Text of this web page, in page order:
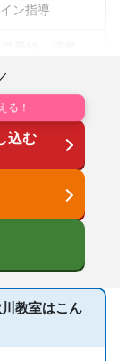
ン指導
対策、推薦入
大対策、共通
定)対策
校生に対応、
ら受講可能、
達障害・学習
室あり
・漢文）、算
学、生物、地
世界史、歴史
語、情報、小
る！
込む
教室はこん